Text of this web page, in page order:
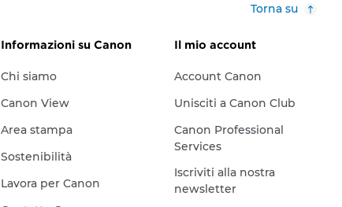
Torna su
Informazioni su Canon
Chi siamo
Canon View
Area stampa
Sostenibilità
Lavora per Canon
Il mio account
Account Canon
Unisciti a Canon Club
Canon Professional
Services
Iscriviti alla nostra
newsletter